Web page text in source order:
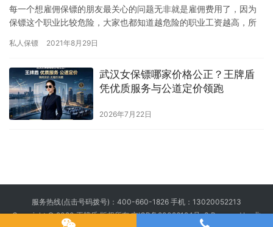
每一个想雇佣保镖的朋友最关心的问题无非就是雇佣费用了，因为
保镖这个职业比较危险，大家也都知道越危险的职业工资越高，所
临时保…
私人保镖 2021年8月29日
武汉女保镖哪家价格公正？王牌盾
凭优质服务与公道定价领跑
2026年7月22日
服务热线(点击号码拨号)： 400-660-1826 手机： 13020052213
Copyright © 2020 王牌盾 版权所有京ICP备20026194号-3Powered by 北